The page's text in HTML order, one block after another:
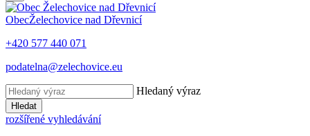
ObecŽelechovice nad Dřevnicí
+420 577 440 071
podatelna@zelechovice.eu
Hledaný výraz
Hledat
rozšířené vyhledávání